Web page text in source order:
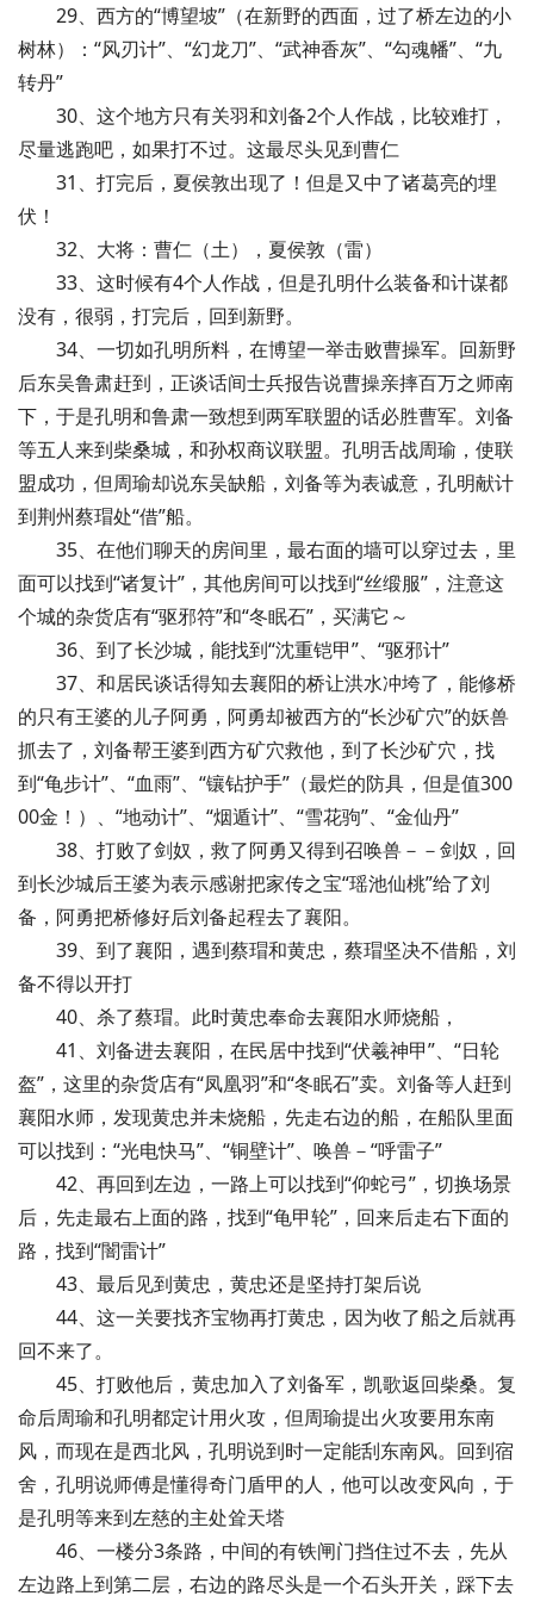
29、西方的“博望坡”（在新野的西面，过了桥左边的小
树林）：“风刃计”、“幻龙刀”、“武神香灰”、“勾魂幡”、“九
转丹”
30、这个地方只有关羽和刘备2个人作战，比较难打，
尽量逃跑吧，如果打不过。这最尽头见到曹仁
31、打完后，夏侯敦出现了！但是又中了诸葛亮的埋
伏！
32、大将：曹仁（土），夏侯敦（雷）
33、这时候有4个人作战，但是孔明什么装备和计谋都
没有，很弱，打完后，回到新野。
34、一切如孔明所料，在博望一举击败曹操军。回新野
后东吴鲁肃赶到，正谈话间士兵报告说曹操亲摔百万之师南
下，于是孔明和鲁肃一致想到两军联盟的话必胜曹军。刘备
等五人来到柴桑城，和孙权商议联盟。孔明舌战周瑜，使联
盟成功，但周瑜却说东吴缺船，刘备等为表诚意，孔明献计
到荆州蔡瑁处“借”船。
35、在他们聊天的房间里，最右面的墙可以穿过去，里
面可以找到“诸复计”，其他房间可以找到“丝缎服”，注意这
个城的杂货店有“驱邪符”和“冬眠石”，买满它～
36、到了长沙城，能找到“沈重铠甲”、“驱邪计”
37、和居民谈话得知去襄阳的桥让洪水冲垮了，能修桥
的只有王婆的儿子阿勇，阿勇却被西方的“长沙矿穴”的妖兽
抓去了，刘备帮王婆到西方矿穴救他，到了长沙矿穴，找
到“龟步计”、“血雨”、“镶钻护手”（最烂的防具，但是值300
00金！）、“地动计”、“烟遁计”、“雪花驹”、“金仙丹”
38、打败了剑奴，救了阿勇又得到召唤兽－－剑奴，回
到长沙城后王婆为表示感谢把家传之宝“瑶池仙桃”给了刘
备，阿勇把桥修好后刘备起程去了襄阳。
39、到了襄阳，遇到蔡瑁和黄忠，蔡瑁坚决不借船，刘
备不得以开打
40、杀了蔡瑁。此时黄忠奉命去襄阳水师烧船，
41、刘备进去襄阳，在民居中找到“伏羲神甲”、“日轮
盔”，这里的杂货店有“凤凰羽”和“冬眠石”卖。刘备等人赶到
襄阳水师，发现黄忠并未烧船，先走右边的船，在船队里面
可以找到：“光电快马”、“铜壁计”、唤兽－“呼雷子”
42、再回到左边，一路上可以找到“仰蛇弓”，切换场景
后，先走最右上面的路，找到“龟甲轮”，回来后走右下面的
路，找到“闇雷计”
43、最后见到黄忠，黄忠还是坚持打架后说
44、这一关要找齐宝物再打黄忠，因为收了船之后就再
回不来了。
45、打败他后，黄忠加入了刘备军，凯歌返回柴桑。复
命后周瑜和孔明都定计用火攻，但周瑜提出火攻要用东南
风，而现在是西北风，孔明说到时一定能刮东南风。回到宿
舍，孔明说师傅是懂得奇门盾甲的人，他可以改变风向，于
是孔明等来到左慈的主处耸天塔
46、一楼分3条路，中间的有铁闸门挡住过不去，先从
左边路上到第二层，右边的路尽头是一个石头开关，踩下去